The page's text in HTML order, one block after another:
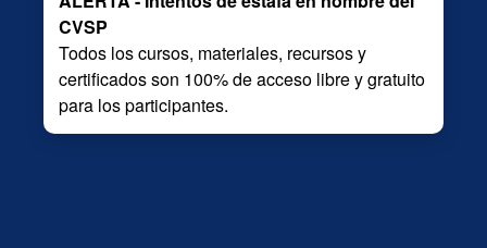
CVSP
Todos los cursos, materiales, recursos y
certificados son 100% de acceso libre y gratuito
para los participantes.